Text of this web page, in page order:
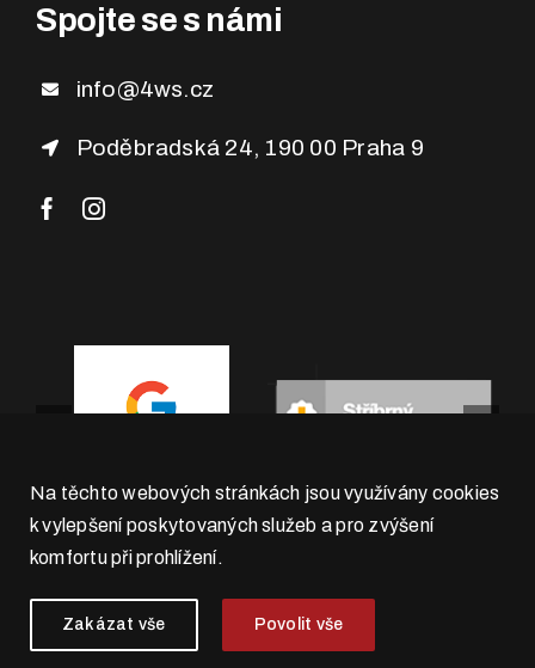
Spojte se s námi
info@4ws.cz
Poděbradská 24, 190 00 Praha 9
Na těchto webových stránkách jsou využívány cookies
k vylepšení poskytovaných služeb a pro zvýšení
komfortu při prohlížení.
Zakázat vše Povolit vše